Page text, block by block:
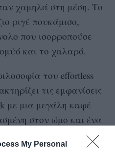
My Personal
χαμηλά στη μέση. Το
ριγέ πουκάμισο,
που ισορροπούσε
και το χαλαρό.
του effortless
τις εμφανίσεις
με μια μεγάλη καφέ
στον ώμο και ένα